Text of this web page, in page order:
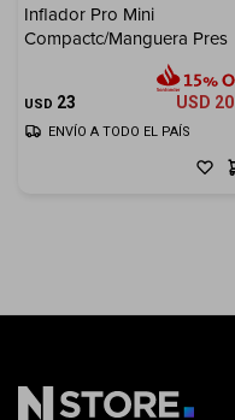
Inflador Pro Mini
Compactc/Manguera Pres
USD 23 USD 20
ENVÍO A TODO EL PAÍS